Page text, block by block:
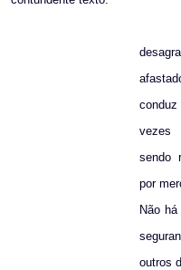
vezes
sendo
por
Não
outros